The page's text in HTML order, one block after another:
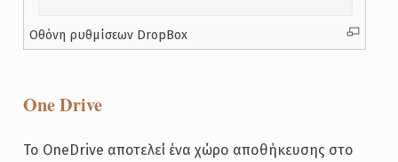
Οθόνη ρυθμίσεων DropBox
One Drive
Το OneDrive αποτελεί ένα χώρο αποθήκευσης στο